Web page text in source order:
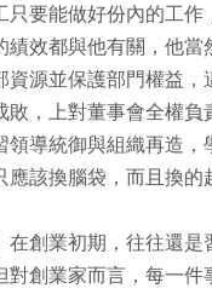
要能做好份內的工
效都與他有關，他
源並保護部門權益
，上對董事會全權
導統御與組織再造
該換腦袋，而且換的
創業初期，往往還
創業家而言，每一